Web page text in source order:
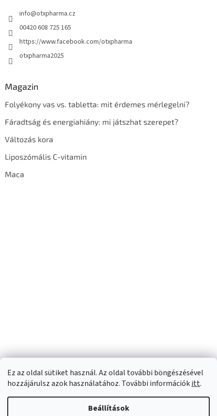
Ez az oldal sütiket használ. Az oldal további böngészésével
hozzájárulsz azok használatához. További információkitt.
Beállítások
info@otxpharma.cz
00420 608 725 165
https://www.facebook.com/otxpharma
otxpharma2025
Magazin
Folyékony vas vs. tabletta: mit érdemes mérlegelni?
Fáradtság és energiahiány: mi játszhat szerepet?
Változás kora
Liposzómális C-vitamin
Maca
Shoptet készítette